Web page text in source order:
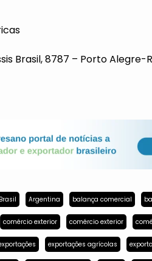
Brasil, 8787 – Porto Alegre-
Argentina balança comercial
comércio exterior comércio exterior
exportações agrícolas